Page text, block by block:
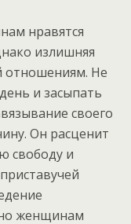
нравятся
излишняя
отношениям. Не
и засыпать
своего
Он расценит
свободу и
но женщинам